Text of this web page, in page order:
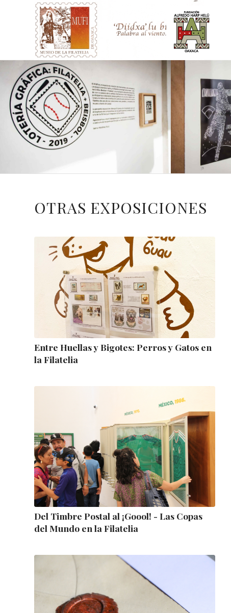
OTRAS EXPOSICIONES
Entre Huellas y Bigotes: Perros y Gatos en
la Filatelia
Del Timbre Postal al ¡Goool! - Las Copas
del Mundo en la Filatelia